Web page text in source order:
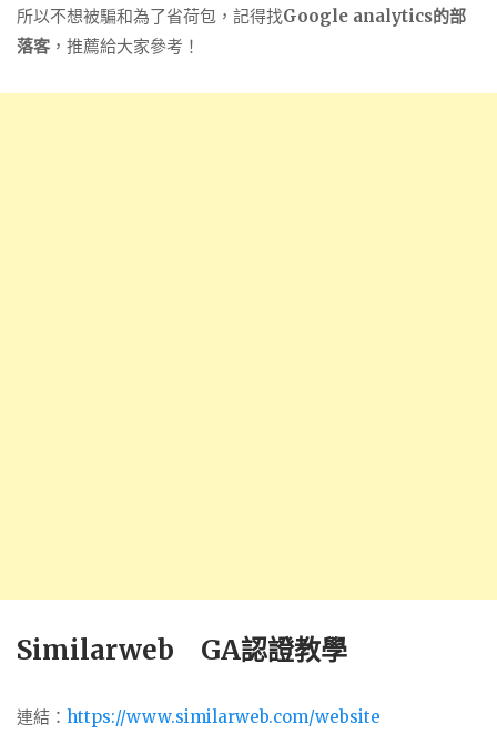
所以不想被騙和為了省荷包，記得找Google analytics的部
落客 ，推薦給大家參考！
Similarweb GA認證教學
連結： https://www.similarweb.com/website